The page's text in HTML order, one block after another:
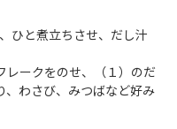
ひと煮立ちさせ、だし汁
レークをのせ、（１）のだ
、わさび、みつばなど好み